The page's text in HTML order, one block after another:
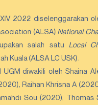
(ALSA) National
salah satu Local
Kuala (ALSA LC USK).
diwakili oleh Shaina
Raihan Khrisna A
Sou (2020),